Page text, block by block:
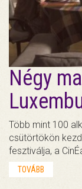
Négy
Több mint 100
csütörtökön
fesztiválja, a
TOVÁBB